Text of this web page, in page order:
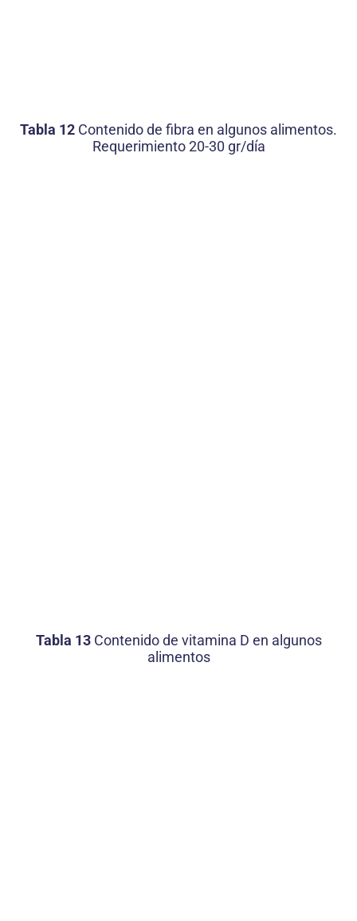
Tabla 12 Contenido de fibra en algunos alimentos.
Requerimiento 20-30 gr/día
Tabla 13 Contenido de vitamina D en algunos
alimentos